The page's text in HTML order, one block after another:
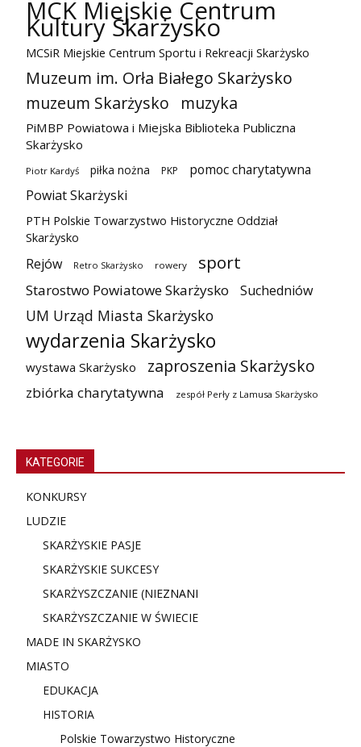
MCK Miejskie Centrum
Kultury Skarżysko
MCSiR Miejskie Centrum Sportu i Rekreacji Skarżysko
Muzeum im. Orła Białego Skarżysko
muzeum Skarżysko
muzyka
PiMBP Powiatowa i Miejska Biblioteka Publiczna
Skarżysko
Piotr Kardyś piłka nożna PKP
pomoc charytatywna
Powiat Skarżyski
PTH Polskie Towarzystwo Historyczne Oddział
Skarżysko
Rejów Retro Skarżysko rowery sport
Starostwo Powiatowe Skarżysko Suchedniów
UM Urząd Miasta Skarżysko
wydarzenia Skarżysko
wystawa Skarżysko zaproszenia Skarżysko
zbiórka charytatywna zespół Perły z Lamusa Skarżysko
KATEGORIE
KONKURSY
LUDZIE
SKARŻYSKIE PASJE
SKARŻYSKIE SUKCESY
SKARŻYSZCZANIE (NIEZNANI
SKARŻYSZCZANIE W ŚWIECIE
MADE IN SKARŻYSKO
MIASTO
EDUKACJA
HISTORIA
Polskie Towarzystwo Historyczne